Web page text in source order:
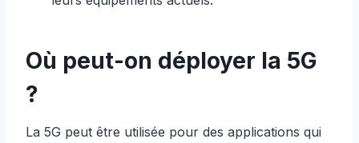
Où peut-on déployer la 5G
?
La 5G peut être utilisée pour des applications qui